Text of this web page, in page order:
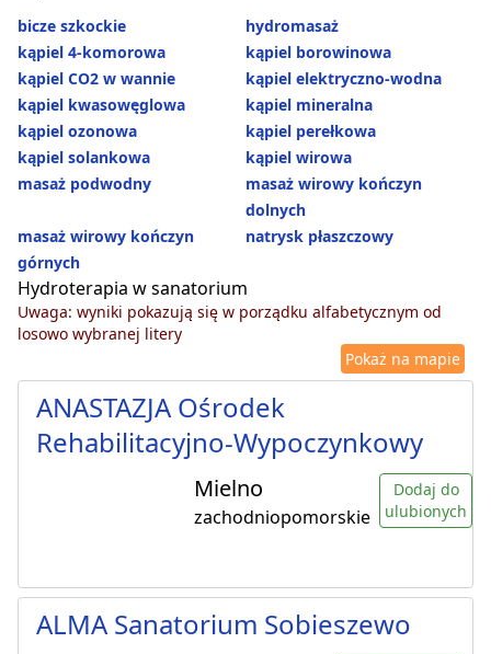
bicze szkockie
hydromasaż
kąpiel 4-komorowa
kąpiel borowinowa
kąpiel CO2 w wannie
kąpiel elektryczno-wodna
kąpiel kwasowęglowa
kąpiel mineralna
kąpiel ozonowa
kąpiel perełkowa
kąpiel solankowa
kąpiel wirowa
masaż podwodny
masaż wirowy kończyn
dolnych
masaż wirowy kończyn
górnych
natrysk płaszczowy
Hydroterapia w sanatorium
Uwaga: wyniki pokazują się w porządku alfabetycznym od
losowo wybranej litery
Pokaż na mapie
ANASTAZJA Ośrodek
Rehabilitacyjno-Wypoczynkowy
Mielno
zachodniopomorskie
Dodaj do
ulubionych
ALMA Sanatorium Sobieszewo